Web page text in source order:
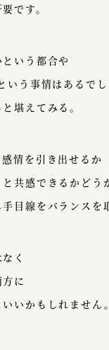
です。
いう都合や
う事情はあるでし
堪えてみる。
情を引き出せるか
共感できるかどう
目線をバランスを
く
に
いかもしれません。